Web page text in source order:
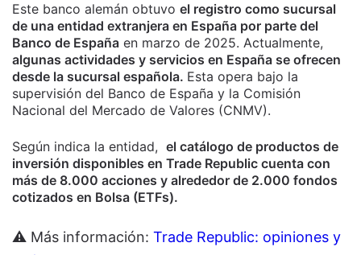
Este banco alemán obtuvo el registro como sucursal
de una entidad extranjera en España por parte del
Banco de España en marzo de 2025. Actualmente,
algunas actividades y servicios en España se ofrecen
desde la sucursal española. Esta opera bajo la
supervisión del Banco de España y la Comisión
Nacional del Mercado de Valores (CNMV).
Según indica la entidad, el catálogo de productos de
inversión disponibles en Trade Republic cuenta con
más de 8.000 acciones y alrededor de 2.000 fondos
cotizados en Bolsa (ETFs).
⚠️ Más información: Trade Republic: opiniones y